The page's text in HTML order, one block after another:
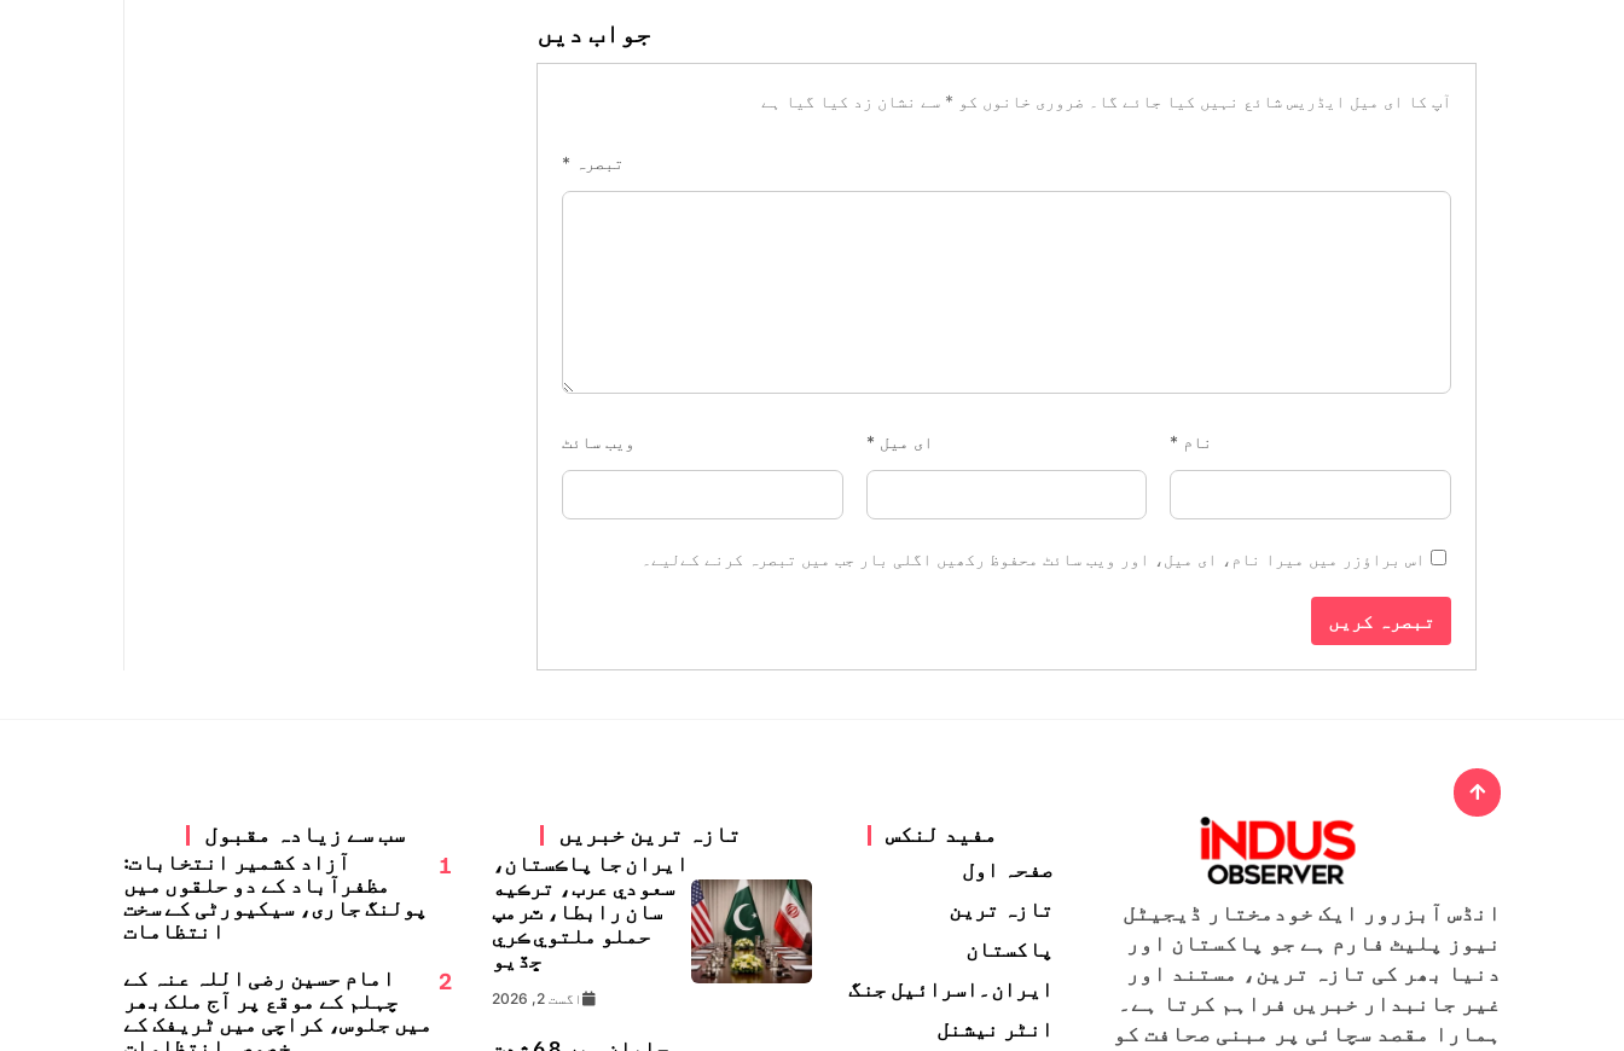
جواب دیں
آپ کا ای میل ایڈریس شائع نہیں کیا جائے گا۔ ضروری خانوں کو * سے نشان زد کیا گیا ہے
تبصرہ *
نام * ای میل * ویب‌ سائٹ
اس براؤزر میں میرا نام، ای میل، اور ویب سائٹ محفوظ رکھیں اگلی بار جب میں تبصرہ کرنے کےلیے۔
انڈس آبزرور ایک خودمختار ڈیجیٹل
نیوز پلیٹ فارم ہے جو پاکستان اور
دنیا بھر کی تازہ ترین، مستند اور
غیر جانبدار خبریں فراہم کرتا ہے۔
ہمارا مقصد سچائی پر مبنی صحافت کو
مفید لنکس
صفحہ اول
تازہ ترین
پاکستان
ایران۔اسرائیل جنگ
انٹر نیشنل
تازہ ترین خبریں
ايران جا پاڪستان،
سعودي عرب، ترڪيه
سان رابطا، ٽرمپ
حملو ملتوي ڪري
ڇڏيو
اگست 2, 2026
سب سے زیادہ مقبول
1
آزاد کشمیر انتخابات:
مظفرآباد کے دو حلقوں میں
پولنگ جاری، سیکیورٹی کے سخت
انتظامات
2
امام حسین رضی اللہ عنہ کے
چہلم کے موقع پر آج ملک بھر
میں جلوس، کراچی میں ٹریفک کے